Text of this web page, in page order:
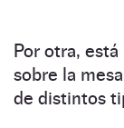
Por otra,
sobre la
de distintos